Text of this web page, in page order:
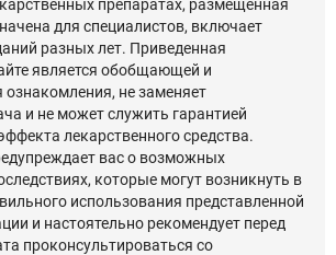
препаратах, размещенная
для специалистов, включает
разных лет. Приведенная
является обобщающей и
ознакомления, не заменяет
и не может служить гарантией
лекарственного средства.
вас о возможных
которые могут возникнуть в
использования представленной
и настоятельно рекомендует перед
проконсультироваться со